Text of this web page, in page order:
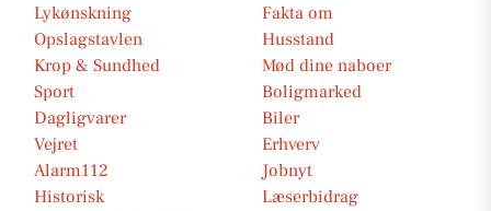
Lykønskning
Fakta om
Opslagstavlen
Husstand
Krop & Sundhed
Mød dine naboer
Sport
Boligmarked
Dagligvarer
Biler
Vejret
Erhverv
Alarm112
Jobnyt
Historisk
Læserbidrag